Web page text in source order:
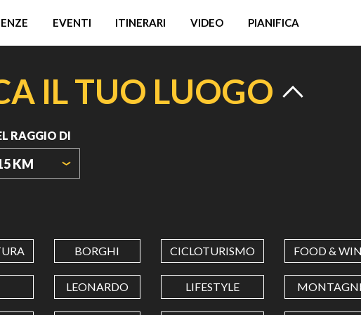
EVENTI ITINERARI VIDEO PIANIFICA
IL TUO LUOGO
RAGGIO DI
KM
BORGHI CICLOTURISMO FOOD &
LEONARDO LIFESTYLE